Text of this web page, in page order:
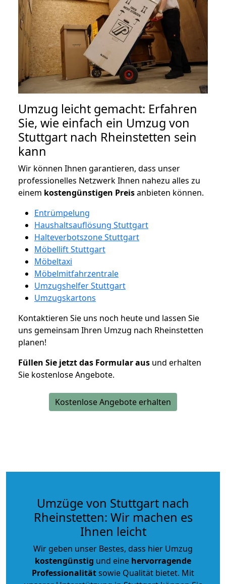
Umzug leicht gemacht: Erfahren
Sie, wie einfach ein Umzug von
Stuttgart nach Rheinstetten sein
kann
Wir können Ihnen garantieren, dass unser
professionelles Netzwerk Ihnen nahezu alles zu
einem kostengünstigen Preisanbieten können.
Entrümpelung
Haushaltsauflösung Stuttgart
Halteverbotszone Stuttgart
Möbellift Stuttgart
Möbeltaxi
Möbelmitfahrzentrale
Umzugshelfer Stuttgart
Umzugskartons
Kontaktieren Sie uns noch heute und lassen Sie
uns gemeinsam Ihren Umzug nach Rheinstetten
planen!
Füllen Sie jetzt das Formular aus und erhalten
Sie kostenlose Angebote.
Kostenlose Angebote erhalten
Umzüge von Stuttgart nach
Rheinstetten: Wir machen es
Ihnen leicht
Wir geben unser Bestes, dass hier Umzug
kostengünstig und eine hervorragende
Professionalitätsowie Qualität bietet. Mit